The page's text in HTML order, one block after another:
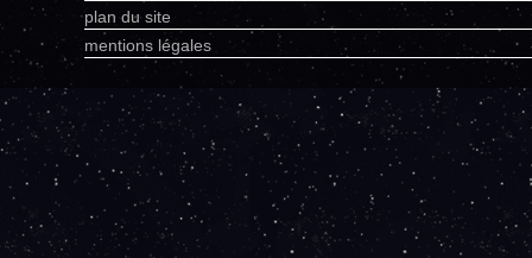
plan du site
mentions légales